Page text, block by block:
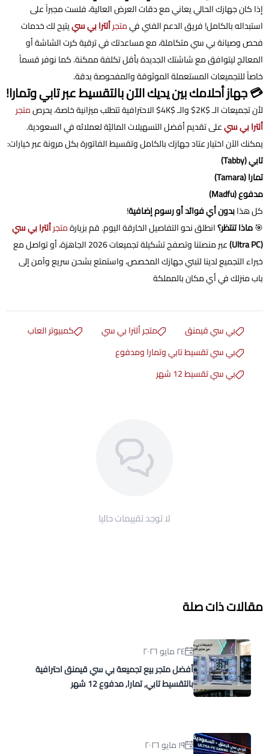
إذا كان جهازك الحالي يعاني مع دقات العرض العالية، فلست مجبراً على
استبداله بالكامل! فريق الدعم الفني فيمتجرألترا بي سييتيح لك خدمات
فحص وصيانة بي سي متكاملة، مع مساعدتك في ترقية كرت الشاشة أو
المعالج ليتوافق مع شاشتك الجديدة بأقل تكلفة ممكنة. كما نوفر قسماً
خاصاً للتجميعات المستعملة الموثوقة والمفحوصة بدقة.
💳 جهاز أحلامك بين يديك الآن بالتقسيط عبر تابي وتمارا!
لأن تجميعات الـ $2K$ والـ $4K$ الاحترافية تتطلب ميزانية خاصة، يحرص
متجر
ألترا بي سيعلى تقديم أفضل التسهيلات الماليّة لعملائه في السعودية.
يمكنك الآن اختيار عتاد جهازك بالكامل وتقسيط الفاتورة بكل مرونة عبر خيارات:
تابي (Tabby)
تمارا (Tamara)
مدفوع (Madfu)
كل هذابدون أي فوائد أو رسوم إضافية!
🎯ماذا تنتظر؟انطلق نحو التفاصيل الخارقة اليوم. قم بزيارةمتجرألترا بي سي
(Ultra PC)
عبر منصتنا وتصفح تشكيلة تجميعات 2026 الجاهزة، أو تواصل مع
خبراء التجميع لدينا لتبني جهازك المخصص، واستمتع بشحن سريع وآمن إلى
باب منزلك في أي مكان بالمملكة
بي سي قيمنق متجر ألترا بي سي
كمبيوتر العاب
بي سي تقسيط تابي وتمارا ومدفوع
بي سي تقسيط 12 شهر
لا توجد تقييمات حاليا
مقالات ذات صلة
٢٤ مايو ٢٠٢٦
أفضل متجر بيع تجميعة بي سي قيمنق احترافية
بالتقسيط تابي, تمارا, مدفوع 12 شهر
١٩ مايو ٢٠٢٦